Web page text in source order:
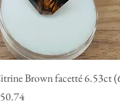
Quick View
Brown facetté 6.53ct